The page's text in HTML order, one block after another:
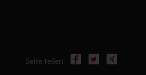
Seite teilen Facebook